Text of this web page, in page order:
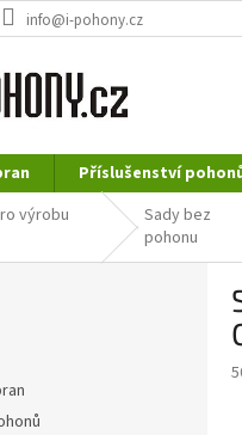
info@i-pohony.cz
Příslušenství
Hutní materiál
výrobu
Sady bez
pohonu